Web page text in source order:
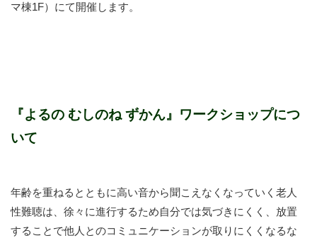
マ棟1F）にて開催します。
『よるの むしのね ずかん』ワークショップにつ
いて
年齢を重ねるとともに高い音から聞こえなくなっていく老人
性難聴は、徐々に進行するため自分では気づきにくく、放置
することで他人とのコミュニケーションが取りにくくなるな